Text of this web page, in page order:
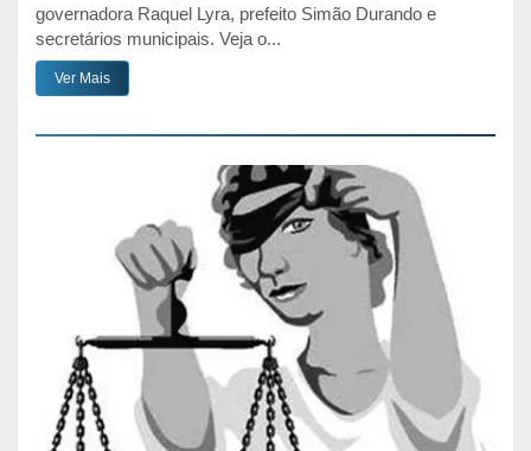
governadora Raquel Lyra, prefeito Simão Durando e
secretários municipais. Veja o...
Ver Mais